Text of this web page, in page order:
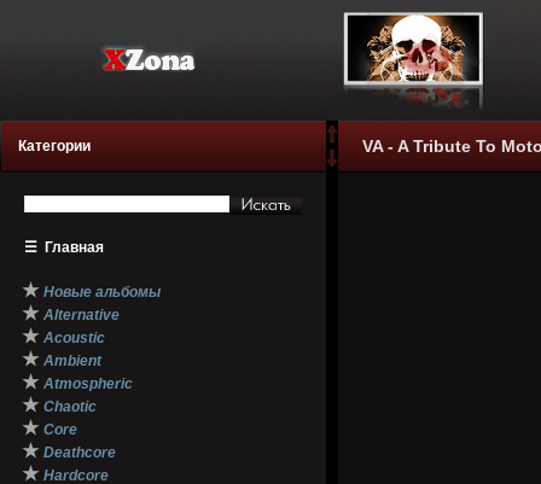
Категории
☰ Главная
★ Новые альбомы
★ Alternative
★ Acoustic
★ Ambient
★ Atmospheric
★ Chaotic
★ Core
★ Deathcore
★ Hardcore
VA - A Tribute To